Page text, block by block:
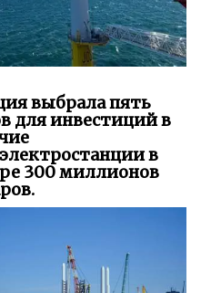
выбрала пять
для инвестиций в
в
300 миллионов